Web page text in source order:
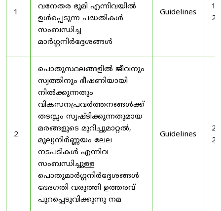
1
വനേതര ഭൂമി എന്നിവയിൽ
ഉൾപ്പെടുന്ന പദ്ധതികൾ
സംബന്ധിച്ച
മാർഗ്ഗനിർദ്ദേശങ്ങൾ
Guidelines
2
പൊതുസ്ഥലങ്ങളിൽ ജീവനും
സ്വത്തിനും ഭീഷണിയായി
നിൽക്കുന്നതും
വികസനപ്രവർത്തനങ്ങൾക്ക്
തടസ്സം സൃഷ്ടിക്കുന്നതുമായ
മരങ്ങളുടെ മുറിച്ചുമാറ്റൽ,
മൂല്യനിർണ്ണയം ലേല
നടപടികൾ എന്നിവ
സംബന്ധിച്ചുള്ള
പൊതുമാർഗ്ഗനിർദ്ദേശങ്ങൾ
ഭേദഗതി വരുത്തി ഉത്തരവ്
പുറപ്പെടുവിക്കുന്നു നമ
Guidelines